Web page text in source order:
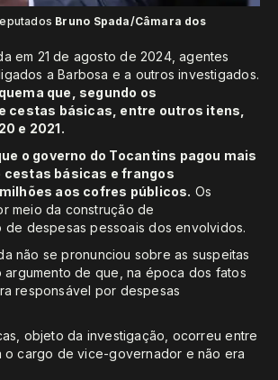
Bruno Spada/Câmara dos
em 21 de agosto de 2024, agentes
a Barbosa e a outros investigados.
que, segundo os
cestas básicas, entre outros itens,
e 2021.
o governo do Tocantins pagou mais
cestas básicas e frangos
aos cofres públicos. Os
meio da construção de
despesas pessoais dos envolvidos.
não se pronunciou sobre as suspeitas
de que, na época dos fatos
responsável por despesas
objeto da investigação, ocorreu entre
o cargo de vice-governador e não era